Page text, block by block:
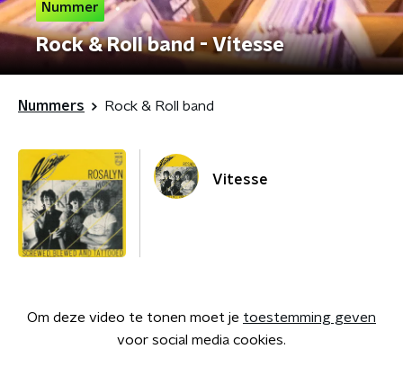
Nummer
Rock & Roll band - Vitesse
Nummers Rock & Roll band
Vitesse
Om deze video te tonen moet je toestemming geven
voor social media cookies.